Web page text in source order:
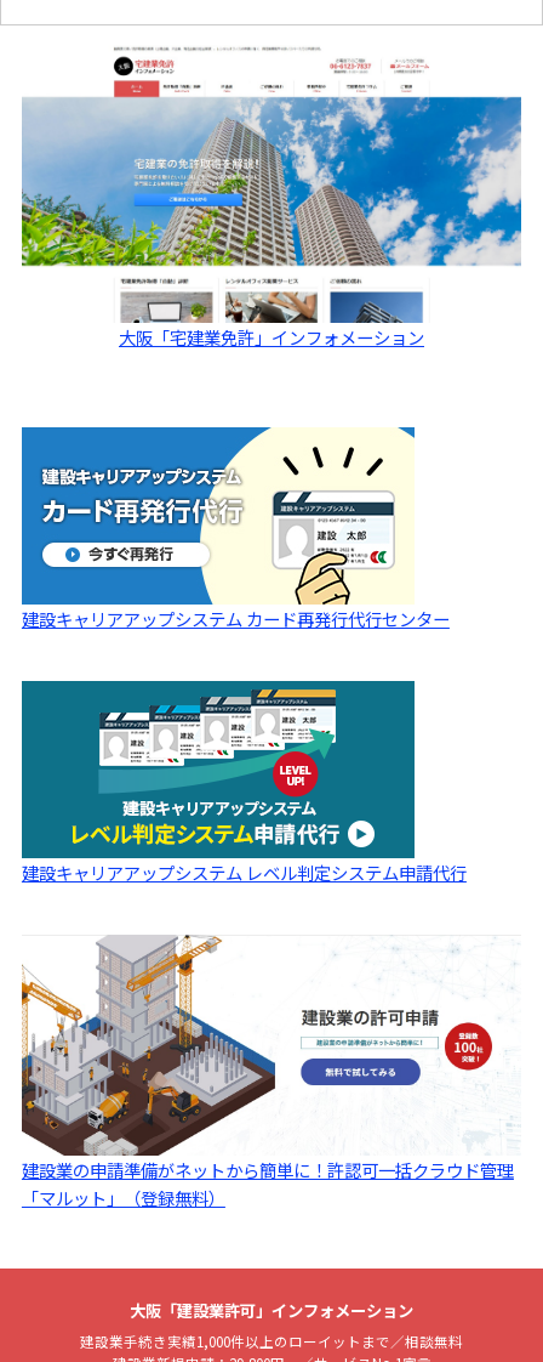
大阪「宅建業免許」インフォメーション
建設キャリアアップシステム カード再発行代行センター
建設キャリアアップシステム レベル判定システム申請代行
建設業の申請準備がネットから簡単に！許認可一括クラウド管理
「マルット」（登録無料）
大阪「建設業許可」インフォメーション
建設業手続き実績1,000件以上のローイットまで／相談無料